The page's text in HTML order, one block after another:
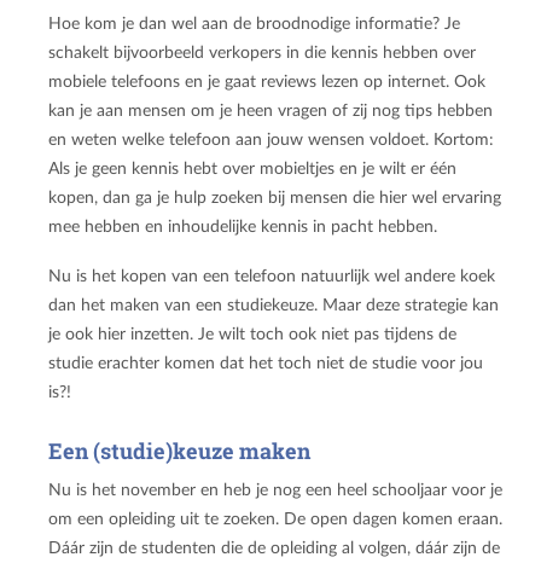
Hoe kom je dan wel aan de broodnodige informatie? Je
schakelt bijvoorbeeld verkopers in die kennis hebben over
mobiele telefoons en je gaat reviews lezen op internet. Ook
kan je aan mensen om je heen vragen of zij nog tips hebben
en weten welke telefoon aan jouw wensen voldoet. Kortom:
Als je geen kennis hebt over mobieltjes en je wilt er één
kopen, dan ga je hulp zoeken bij mensen die hier wel ervaring
mee hebben en inhoudelijke kennis in pacht hebben.
Nu is het kopen van een telefoon natuurlijk wel andere koek
dan het maken van een studiekeuze. Maar deze strategie kan
je ook hier inzetten. Je wilt toch ook niet pas tijdens de
studie erachter komen dat het toch niet de studie voor jou
is?!
Een (studie)keuze maken
Nu is het november en heb je nog een heel schooljaar voor je
om een opleiding uit te zoeken. De open dagen komen eraan.
Dáár zijn de studenten die de opleiding al volgen, dáár zijn de